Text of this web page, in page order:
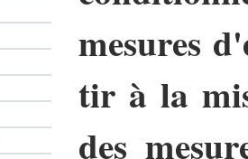
mesures
tir à la
des